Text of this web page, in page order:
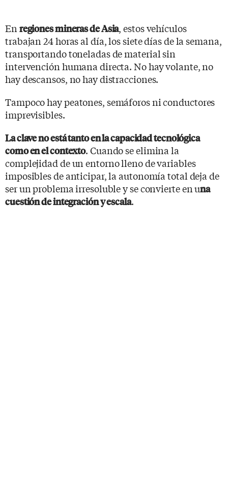
En regiones mineras de Asia, estos vehículos
trabajan 24 horas al día, los siete días de la semana,
transportando toneladas de material sin
intervención humana directa. No hay volante, no
hay descansos, no hay distracciones.
Tampoco hay peatones, semáforos ni conductores
imprevisibles.
La clave no está tanto en la capacidad tecnológica
como en el contexto. Cuando se elimina la
complejidad de un entorno lleno de variables
imposibles de anticipar, la autonomía total deja de
ser un problema irresoluble y se convierte en una
cuestión de integración y escala.